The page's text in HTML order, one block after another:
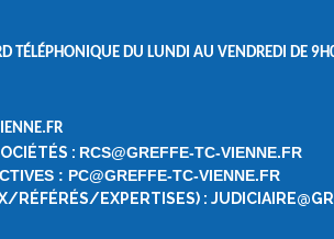
TÉLÉPHONIQUE DU LUNDI AU VENDREDI DE
: RCS@GREFFE-TC-VIENNE.FR
: PC@GREFFE-TC-VIENNE.FR
RÉFÉRÉS/EXPERTISES) :